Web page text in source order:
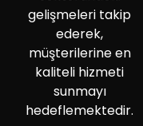
gelişmeleri takip
ederek,
müşterilerine en
kaliteli hizmeti
sunmayı
hedeflemektedir.